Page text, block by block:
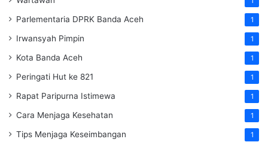
Parlementaria DPRK Banda Aceh 1
Irwansyah Pimpin 1
Kota Banda Aceh 1
Peringati Hut ke 821 1
Rapat Paripurna Istimewa 1
Cara Menjaga Kesehatan 1
Tips Menjaga Keseimbangan 1